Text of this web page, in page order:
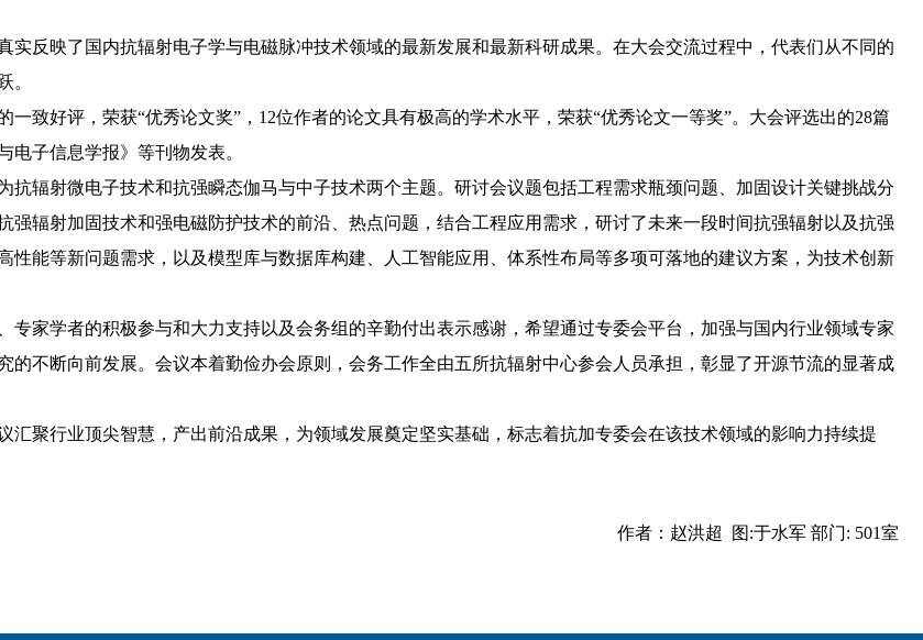
反映了国内抗辐射电子学与电磁脉冲技术领域的最新发展和最新科研成果。在大会交流过程中，代表们从不同的
。
致好评，荣获“优秀论文奖”， 12位作者的论文具有极高的学术水平，荣获“优秀论文一等奖”。大会评选出的28篇
电子信息学报》等刊物发表。
辐射微电子技术和抗强瞬态伽马与中子技术两个主题。研讨会议题包括工程需求瓶颈问题、加固设计关键挑战分
辐射加固技术和强电磁防护技术的前沿、热点问题，结合工程应用需求，研讨了未来一段时间抗强辐射以及抗强
能等新问题需求，以及模型库与数据库构建、人工智能应用、体系性布局等多项可落地的建议方案，为技术创新
家学者的积极参与和大力支持以及会务组的辛勤付出表示感谢，希望通过专委会平台，加强与国内行业领域专家
不断向前发展。会议本着勤俭办会原则，会务工作全由五所抗辐射中心参会人员承担，彰显了开源节流的显著成
聚行业顶尖智慧，产出前沿成果，为领域发展奠定坚实基础，标志着抗加专委会在该技术领域的影响力持续提
作者：赵洪超 图:于水军 部门: 501室